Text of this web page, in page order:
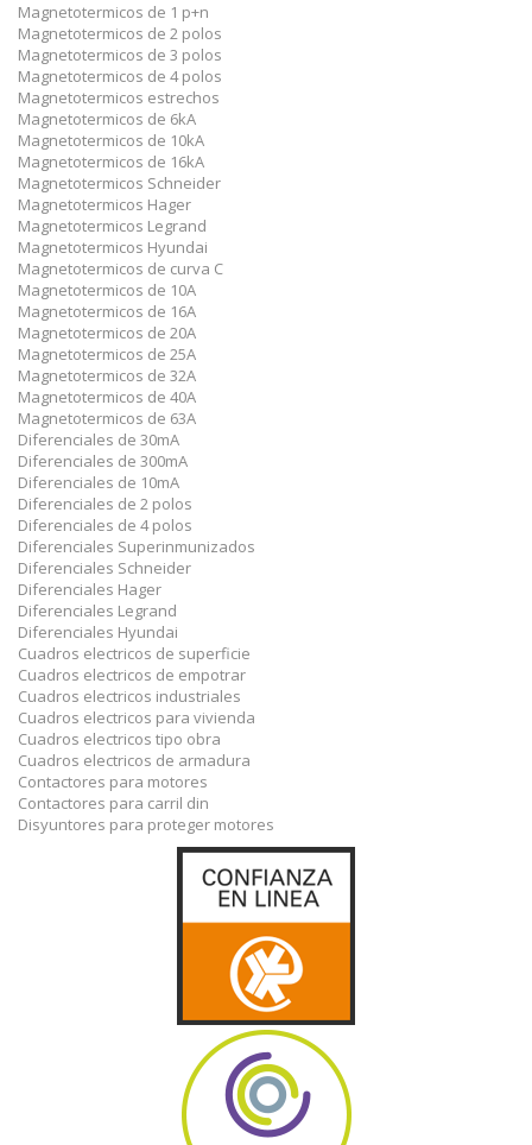
Magnetotermicos de 1 p+n
Magnetotermicos de 2 polos
Magnetotermicos de 3 polos
Magnetotermicos de 4 polos
Magnetotermicos estrechos
Magnetotermicos de 6kA
Magnetotermicos de 10kA
Magnetotermicos de 16kA
Magnetotermicos Schneider
Magnetotermicos Hager
Magnetotermicos Legrand
Magnetotermicos Hyundai
Magnetotermicos de curva C
Magnetotermicos de 10A
Magnetotermicos de 16A
Magnetotermicos de 20A
Magnetotermicos de 25A
Magnetotermicos de 32A
Magnetotermicos de 40A
Magnetotermicos de 63A
Diferenciales de 30mA
Diferenciales de 300mA
Diferenciales de 10mA
Diferenciales de 2 polos
Diferenciales de 4 polos
Diferenciales Superinmunizados
Diferenciales Schneider
Diferenciales Hager
Diferenciales Legrand
Diferenciales Hyundai
Cuadros electricos de superficie
Cuadros electricos de empotrar
Cuadros electricos industriales
Cuadros electricos para vivienda
Cuadros electricos tipo obra
Cuadros electricos de armadura
Contactores para motores
Contactores para carril din
Disyuntores para proteger motores